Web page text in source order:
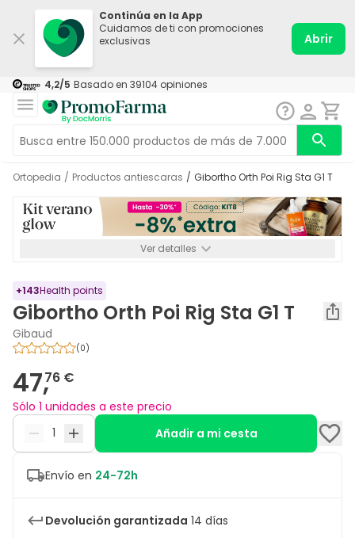
Continúa en la App
Cuidamos de ti con promociones
exclusivas
Abrir
4,2/5 Basado en 39104 opiniones
Ortopedia / Productos antiescaras / Gibortho Orth Poi Rig Sta G1 T
Ver detalles
+143Health points
Gibortho Orth Poi Rig Sta G1 T
Gibaud
(0)
47,76 €
Sólo 1 unidades a este precio
Añadir a mi cesta
Envío en 24-72h
Devolución garantizada 14 días